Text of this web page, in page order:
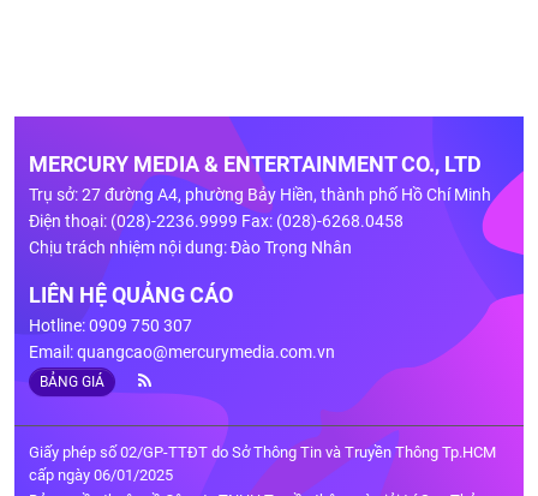
MERCURY MEDIA & ENTERTAINMENT CO., LTD
Trụ sở: 27 đường A4, phường Bảy Hiền, thành phố Hồ Chí Minh
Điện thoại: (028)-2236.9999 Fax: (028)-6268.0458
Chịu trách nhiệm nội dung: Đào Trọng Nhân
LIÊN HỆ QUẢNG CÁO
Hotline: 0909 750 307
Email:quangcao@mercurymedia.com.vn
BẢNG GIÁ
Giấy phép số 02/GP-TTĐT do Sở Thông Tin và Truyền Thông Tp.HCM
cấp ngày 06/01/2025